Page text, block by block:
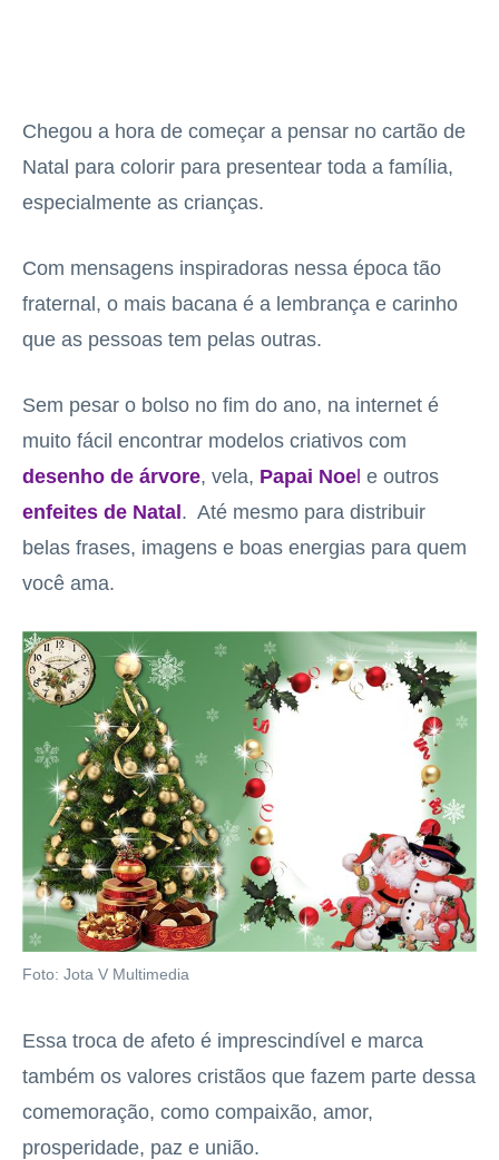
Chegou a hora de começar a pensar no cartão de
Natal para colorir para presentear toda a família,
especialmente as crianças.
Com mensagens inspiradoras nessa época tão
fraternal, o mais bacana é a lembrança e carinho
que as pessoas tem pelas outras.
Sem pesar o bolso no fim do ano, na internet é
muito fácil encontrar modelos criativos com
desenho de árvore, vela, Papai Noel e outros
enfeites de Natal. Até mesmo para distribuir
belas frases, imagens e boas energias para quem
você ama.
Foto: Jota V Multimedia
Essa troca de afeto é imprescindível e marca
também os valores cristãos que fazem parte dessa
comemoração, como compaixão, amor,
prosperidade, paz e união.